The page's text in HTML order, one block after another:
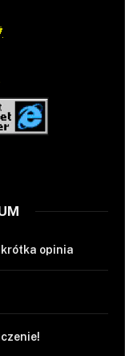
krótka opinia